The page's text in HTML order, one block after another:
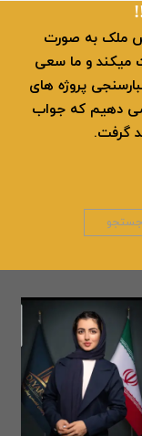
پیش فروش ملک به صورت
22 تهران فعالیت میکند و ما سعی
پروژه های
دهیم که جواب
گرفت.
جستجو